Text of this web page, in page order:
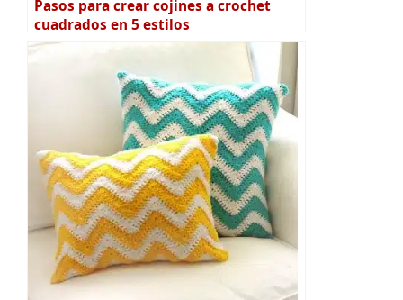
Pasos para crear cojines a crochet
cuadrados en 5 estilos